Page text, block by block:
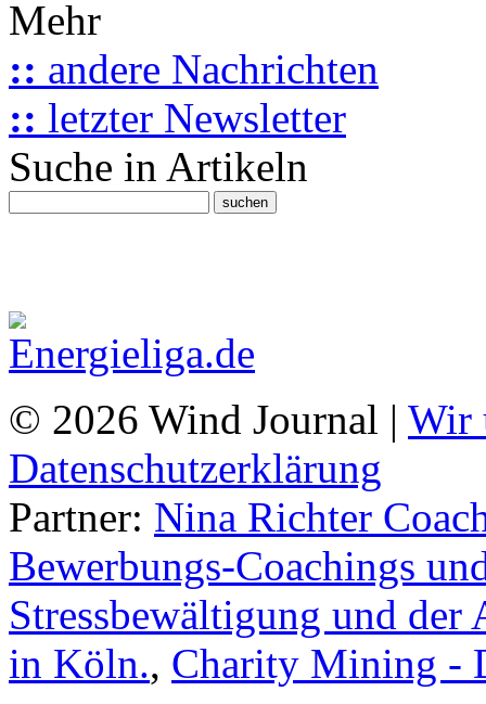
Mehr
:: andere Nachrichten
:: letzter Newsletter
Suche in Artikeln
© 2026 Wind Journal | Wir
Datenschutzerklärung
Partner: Nina Richter
Bewerbungs-Coachings
Stressbewältigung und
in Köln., Charity Mining -